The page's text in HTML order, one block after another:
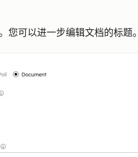
您可以进一步编辑文档的标题。